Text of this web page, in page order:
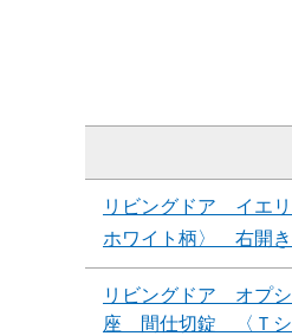
リビングドア イエ
ホワイト柄〉 右開
リビングドア オプ
座 間仕切錠 〈Ｔ